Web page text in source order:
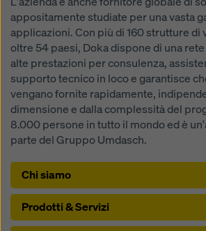
appositamente studiate per una vasta
applicazioni. Con più di 160 strutture di
oltre 54 paesi, Doka dispone di una
alte prestazioni per consulenza,
supporto tecnico in loco e garantisce
vengano fornite rapidamente,
dimensione e dalla complessità del
8.000 persone in tutto il mondo ed è
parte del Gruppo Umdasch.
Chi siamo
Prodotti & Servizi